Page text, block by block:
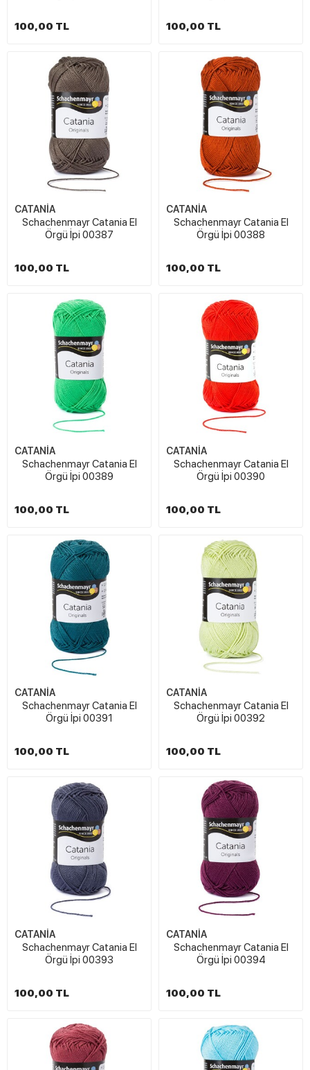
100,00 TL 100,00 TL
CATANİA
Schachenmayr Catania El
Örgü İpi 00387
100,00 TL
CATANİA
Schachenmayr Catania El
Örgü İpi 00388
100,00 TL
CATANİA
Schachenmayr Catania El
Örgü İpi 00389
100,00 TL
CATANİA
Schachenmayr Catania El
Örgü İpi 00390
100,00 TL
CATANİA
Schachenmayr Catania El
Örgü İpi 00391
100,00 TL
CATANİA
Schachenmayr Catania El
Örgü İpi 00392
100,00 TL
CATANİA
Schachenmayr Catania El
Örgü İpi 00393
100,00 TL
CATANİA
Schachenmayr Catania El
Örgü İpi 00394
100,00 TL